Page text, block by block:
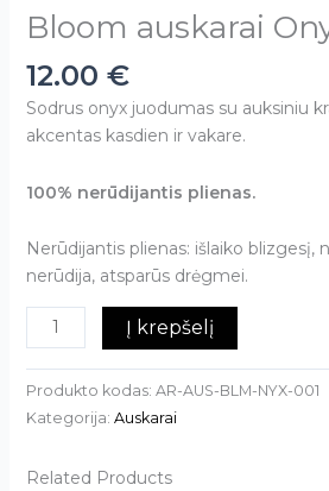
Bloom auskarai
12.00 €
Sodrus onyx juodumas su auksiniu
akcentas kasdien ir vakare.
100% nerūdijantis plienas.
Nerūdijantis plienas: išlaiko blizgesį,
nerūdija, atsparūs drėgmei.
Į krepšelį
Produkto kodas: AR-AUS-BLM-NYX-001
Kategorija: Auskarai
Related Products